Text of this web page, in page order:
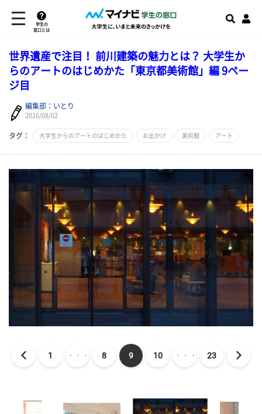
学生の
窓口とは
世界遺産で注目！ 前川建築の魅力とは？ 大学生か
らのアートのはじめかた「東京都美術館」編 9ペー
ジ目
編集部：いとり
2016/08/02
タグ： 大学生からのアートのはじめかた お出かけ 美術館 アート
1 ・・・ 8 9 10 ・・・ 23